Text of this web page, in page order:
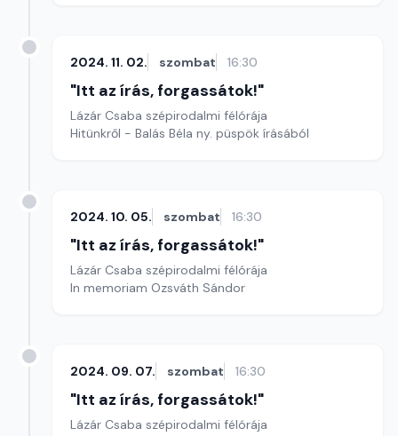
2024. 11. 02. szombat 16:30
"Itt az írás, forgassátok!"
Lázár Csaba szépirodalmi félórája
Hitünkről - Balás Béla ny. püspök írásából
2024. 10. 05. szombat 16:30
"Itt az írás, forgassátok!"
Lázár Csaba szépirodalmi félórája
In memoriam Ozsváth Sándor
2024. 09. 07. szombat 16:30
"Itt az írás, forgassátok!"
Lázár Csaba szépirodalmi félórája